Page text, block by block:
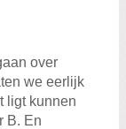
over
we eerlijk
ligt kunnen
B. En